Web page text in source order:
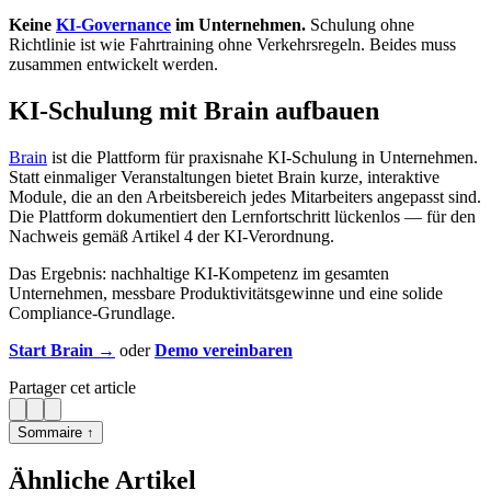
Keine KI-Governance im Unternehmen. Schulung ohne
Richtlinie ist wie Fahrtraining ohne Verkehrsregeln. Beides muss
zusammen entwickelt werden.
KI-Schulung mit Brain aufbauen
Brain ist die Plattform für praxisnahe KI-Schulung in Unternehmen.
Statt einmaliger Veranstaltungen bietet Brain kurze, interaktive
Module, die an den Arbeitsbereich jedes Mitarbeiters angepasst sind.
Die Plattform dokumentiert den Lernfortschritt lückenlos — für den
Nachweis gemäß Artikel 4 der KI-Verordnung.
Das Ergebnis: nachhaltige KI-Kompetenz im gesamten
Unternehmen, messbare Produktivitätsgewinne und eine solide
Compliance-Grundlage.
Start Brain → oderDemo vereinbaren
Partager cet article
Sommaire ↑
Ähnliche Artikel